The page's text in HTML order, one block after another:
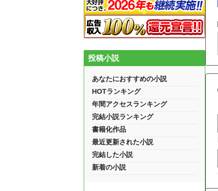
投稿小説
あなたにおすすめの小説
HOTランキング
年間アクセスランキング
完結小説ランキング
書籍化作品
最近更新された小説
完結した小説
新着の小説